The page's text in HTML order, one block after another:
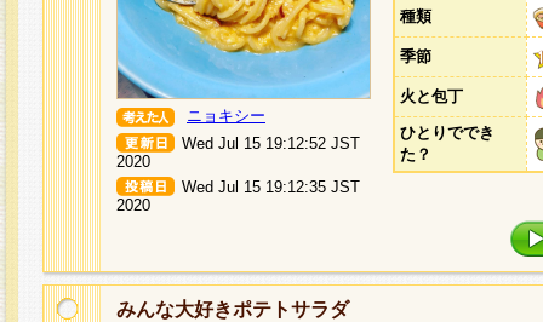
ニョキシー
Wed Jul 15 19:12:52 JST
2020
Wed Jul 15 19:12:35 JST
2020
種類
季節
火と包丁
ひとりででき
た？
みんな大好きポテトサラダ